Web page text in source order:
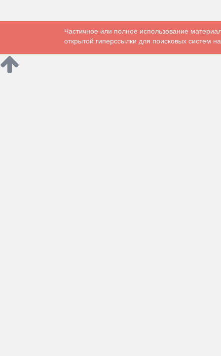
Частичное или полное использование
открытой гиперссылки для поисковых систем